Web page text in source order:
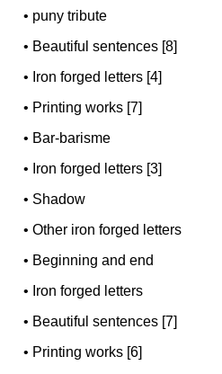
• puny tribute
• Beautiful sentences [8]
• Iron forged letters [4]
• Printing works [7]
• Bar-barisme
• Iron forged letters [3]
• Shadow
•Other iron forged letters
• Beginning and end
• Iron forged letters
• Beautiful sentences [7]
• Printing works [6]